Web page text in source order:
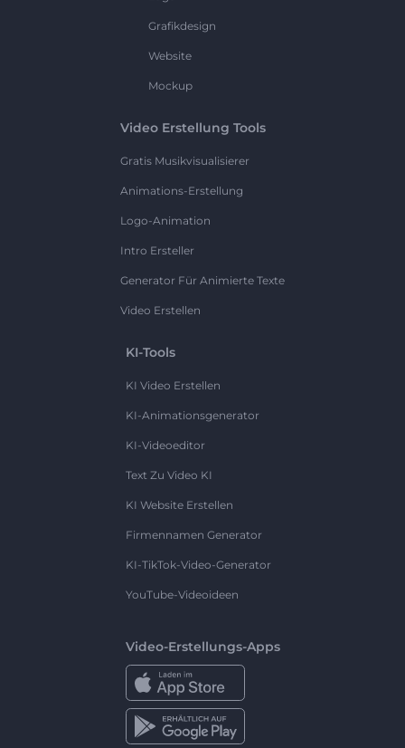
Grafikdesign
Website
Mockup
Video Erstellung Tools
Gratis Musikvisualisierer
Animations-Erstellung
Logo-Animation
Intro Ersteller
Generator Für Animierte Texte
Video Erstellen
KI-Tools
KI Video Erstellen
KI-Animationsgenerator
KI-Videoeditor
Text Zu Video KI
KI Website Erstellen
Firmennamen Generator
KI-TikTok-Video-Generator
YouTube-Videoideen
Video-Erstellungs-Apps